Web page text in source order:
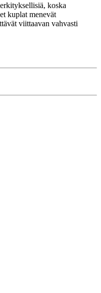
koska
kuplat menevät
viittaavan vahvasti